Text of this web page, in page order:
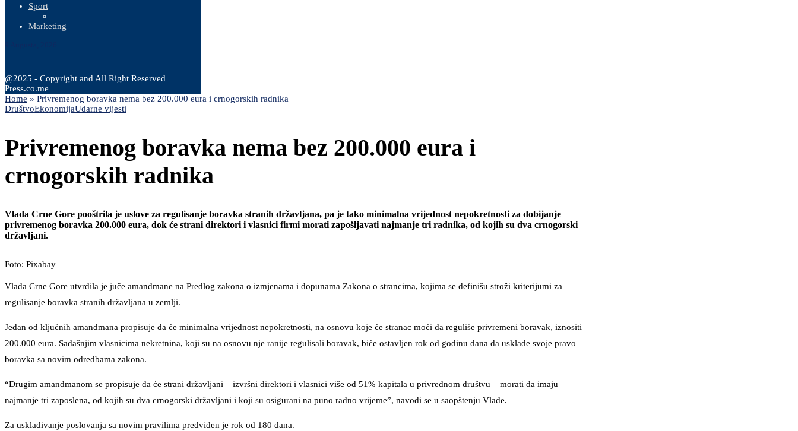
Sport
Marketing
@2025 - Copyright and All Right Reserved
Press.co.me
Home » Privremenog boravka nema bez 200.000 eura i crnogorskih radnika
DruštvoEkonomijaUdarne vijesti
Privremenog boravka nema bez 200.000 eura i
crnogorskih radnika
Vlada Crne Gore pooštrila je uslove za regulisanje boravka stranih državljana, pa je tako minimalna vrijednost nepokretnosti za dobijanje
privremenog boravka 200.000 eura, dok će strani direktori i vlasnici firmi morati zapošljavati najmanje tri radnika, od kojih su dva crnogorski
državljani.
Foto: Pixabay
Vlada Crne Gore utvrdila je juče amandmane na Predlog zakona o izmjenama i dopunama Zakona o strancima, kojima se definišu stroži kriterijumi za
regulisanje boravka stranih državljana u zemlji.
Jedan od ključnih amandmana propisuje da će minimalna vrijednost nepokretnosti, na osnovu koje će stranac moći da reguliše privremeni boravak, iznositi
200.000 eura. Sadašnjim vlasnicima nekretnina, koji su na osnovu nje ranije regulisali boravak, biće ostavljen rok od godinu dana da usklade svoje pravo
boravka sa novim odredbama zakona.
“Drugim amandmanom se propisuje da će strani državljani – izvršni direktori i vlasnici više od 51% kapitala u privrednom društvu – morati da imaju
najmanje tri zaposlena, od kojih su dva crnogorski državljani i koji su osigurani na puno radno vrijeme”, navodi se u saopštenju Vlade.
Za usklađivanje poslovanja sa novim pravilima predviđen je rok od 180 dana.